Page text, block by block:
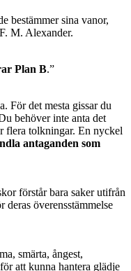
bestämmer sina vanor,
M. Alexander.
Plan B.”
För det mesta gissar du
behöver inte anta det
flera tolkningar. En nyckel
antaganden som
förstår bara saker utifrån
överensstämmelse
smärta, ångest,
att kunna hantera glädje